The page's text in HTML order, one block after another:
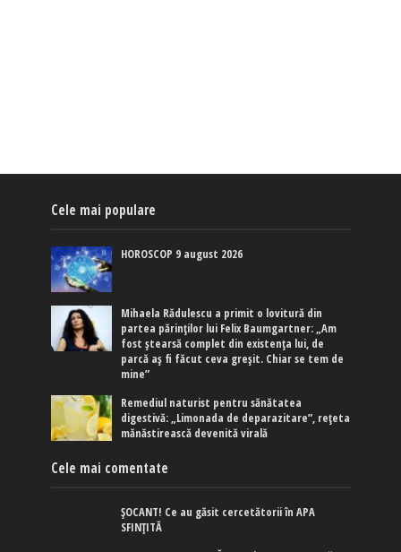
Cele mai populare
HOROSCOP 9 august 2026
Mihaela Rădulescu a primit o lovitură din
partea părinților lui Felix Baumgartner: „Am
fost ștearsă complet din existența lui, de
parcă aș fi făcut ceva greșit. Chiar se tem de
mine”
Remediul naturist pentru sănătatea
digestivă: „Limonada de deparazitare”, rețeta
mănăstirească devenită virală
Cele mai comentate
ȘOCANT! Ce au găsit cercetătorii în APA
SFINȚITĂ